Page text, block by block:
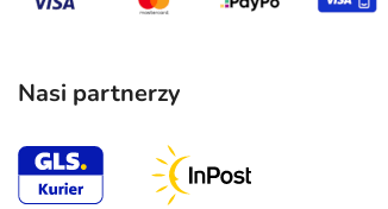
Nasi partnerzy